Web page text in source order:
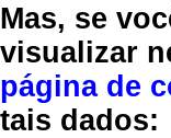
Mas, se
visualizar
página de
tais dados: